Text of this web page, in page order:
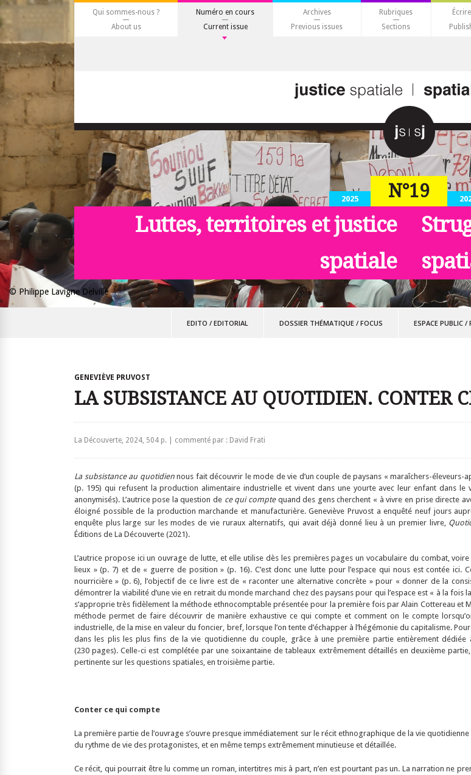
© Philippe Lavigne Delville
Qui sommes-nous ?
About us
Numéro en cours
Current issue
Archives
Previous issues
Rubriques
Sections
2025 N°19
Luttes, territoires et justice
spatiale
EDITO / EDITORIAL DOSSIER THÉMATIQUE / FOCUS ESPACE PUBLIC /
GENEVIÈVE PRUVOST
LA SUBSISTANCE AU QUOTIDIEN. CONTER
La Découverte, 2024, 504 p. | commenté par : David Frati
La subsistance au quotidiennous fait découvrir le mode de vie d’un couple de paysans « maraîchers-éleveurs-
(p. 195) qui refusent la production alimentaire industrielle et vivent dans une yourte avec leur enfant dans le
anonymisés). L’autrice pose la question de ce qui compte quand des gens cherchent « à vivre en prise directe
éloigné possible de la production marchande et manufacturière. Geneviève Pruvost a enquêté neuf jours
enquête plus large sur les modes de vie ruraux alternatifs, qui avait déjà donné lieu à un premier livre,
Éditions de La Découverte (2021).
L’autrice propose ici un ouvrage de lutte, et elle utilise dès les premières pages un vocabulaire du combat,
lieux » (p. 7) et de « guerre de position » (p. 16). C’est donc une lutte pour l’espace qui nous est contée
nourricière » (p. 6), l’objectif de ce livre est de « raconter une alternative concrète » pour « donner de la
démontrer la viabilité d’une vie en retrait du monde marchand chez des paysans pour qui l’espace est « à la fois
s’approprie très fidèlement la méthode ethnocomptable présentée pour la première fois par Alain Cottereau et
méthode permet de faire découvrir de manière exhaustive ce qui compte et comment on le compte
industrielle, de la mise en valeur du foncier, bref, lorsque l’on tente d’échapper à l’hégémonie du capitalisme.
dans les plis les plus fins de la vie quotidienne du couple, grâce à une première partie entièrement
(230 pages). Celle-ci est complétée par une soixantaine de tableaux extrêmement détaillés en deuxième
pertinente sur les questions spatiales, en troisième partie.
Conter ce qui compte
La première partie de l’ouvrage s’ouvre presque immédiatement sur le récit ethnographique de la vie
du rythme de vie des protagonistes, et en même temps extrêmement minutieuse et détaillée.
Ce récit, qui pourrait être lu comme un roman, intertitres mis à part, n’en est pourtant pas un. La narration ne